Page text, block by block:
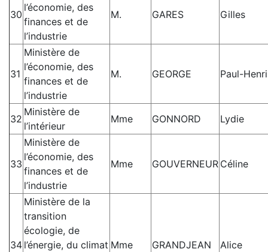
30
l’économie, des
finances et de
l’industrie
M. GARES Gilles
31
Ministère de
l’économie, des
finances et de
l’industrie
M. GEORGE Paul-Henri
32
Ministère de
l’intérieur
Mme GONNORD Lydie
33
Ministère de
l’économie, des
finances et de
l’industrie
Mme GOUVERNEUR Céline
34
Ministère de la
transition
écologie, de
l’énergie, du climat Mme GRANDJEAN Alice